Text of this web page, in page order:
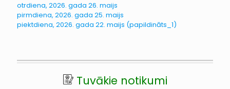
otrdiena, 2026. gada 26. maijs
pirmdiena, 2026. gada 25. maijs
piektdiena, 2026. gada 22. maijs (papildināts_1)
Tuvākie notikumi